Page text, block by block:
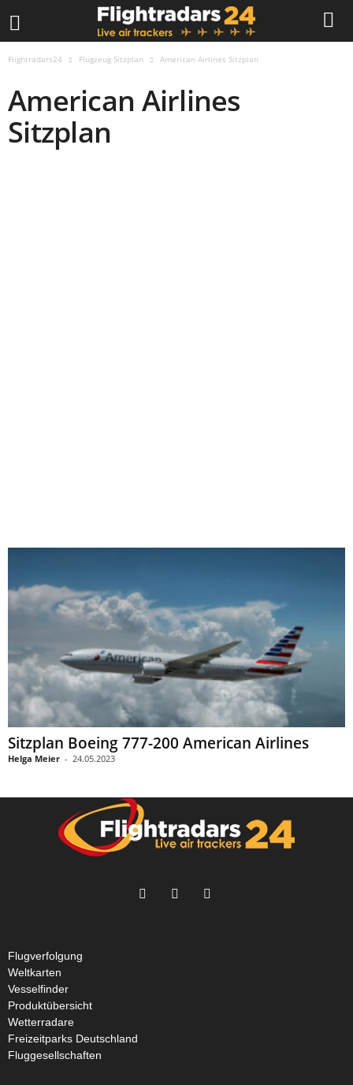
Flightradars24 Flugzeug Sitzplan American Airlines Sitzplan
American Airlines
Sitzplan
Sitzplan Boeing 777-200 American Airlines
Helga Meier - 24.05.2023
Flugverfolgung
Weltkarten
Vesselfinder
Produktübersicht
Wetterradare
Freizeitparks Deutschland
Fluggesellschaften